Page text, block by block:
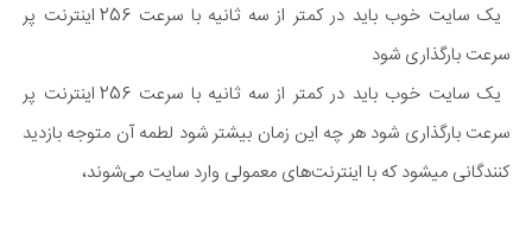
یک سایت خوب باید در کمتر از سه ثانیه با سرعت 256 اینترنت پر
سرعت بارگذاری شود
یک سایت خوب باید در کمتر از سه ثانیه با سرعت 256 اینترنت پر
سرعت بارگذاری شود هر چه این زمان بیشتر شود لطمه آن متوجه بازدید
کنندگانی میشود که با اینترنت‌های معمولی وارد سایت می‌شوند،